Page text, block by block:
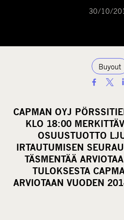
30/10/
Buyout
a
r
e
o
n
s
o
CAPMAN OYJ
KLO 18:00
OSUUSTUOTTO
IRTAUTUMISEN
TÄSMENTÄÄ
TULOKSESTA
ARVIOTAAN VUODEN